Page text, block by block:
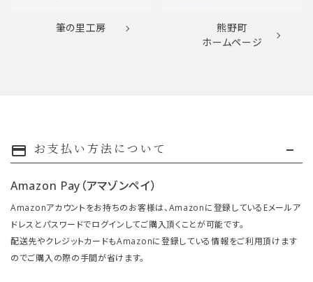
筆の里工房
熊野町
ホームページ
payment お支払い方法について
Amazon Pay（アマゾンペイ）
Amazonアカウントをお持ちのお客様は、Amazonに登録しているEメールア
ドレスとパスワードでログインしてご購入頂くことが可能です。
配送先やクレジットカードもAmazonに登録している情報をご利用頂けます
のでご購入の際の手間が省けます。